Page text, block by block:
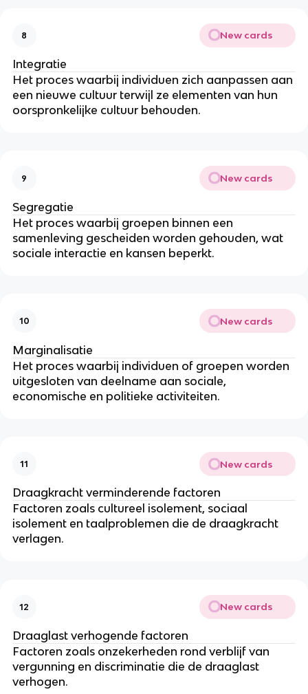
8 New cards
Integratie
Het proces waarbij individuen zich aanpassen aan
een nieuwe cultuur terwijl ze elementen van hun
oorspronkelijke cultuur behouden.
9 New cards
Segregatie
Het proces waarbij groepen binnen een
samenleving gescheiden worden gehouden, wat
sociale interactie en kansen beperkt.
10 New cards
Marginalisatie
Het proces waarbij individuen of groepen worden
uitgesloten van deelname aan sociale,
economische en politieke activiteiten.
11 New cards
Draagkracht verminderende factoren
Factoren zoals cultureel isolement, sociaal
isolement en taalproblemen die de draagkracht
verlagen.
12 New cards
Draaglast verhogende factoren
Factoren zoals onzekerheden rond verblijf van
vergunning en discriminatie die de draaglast
verhogen.